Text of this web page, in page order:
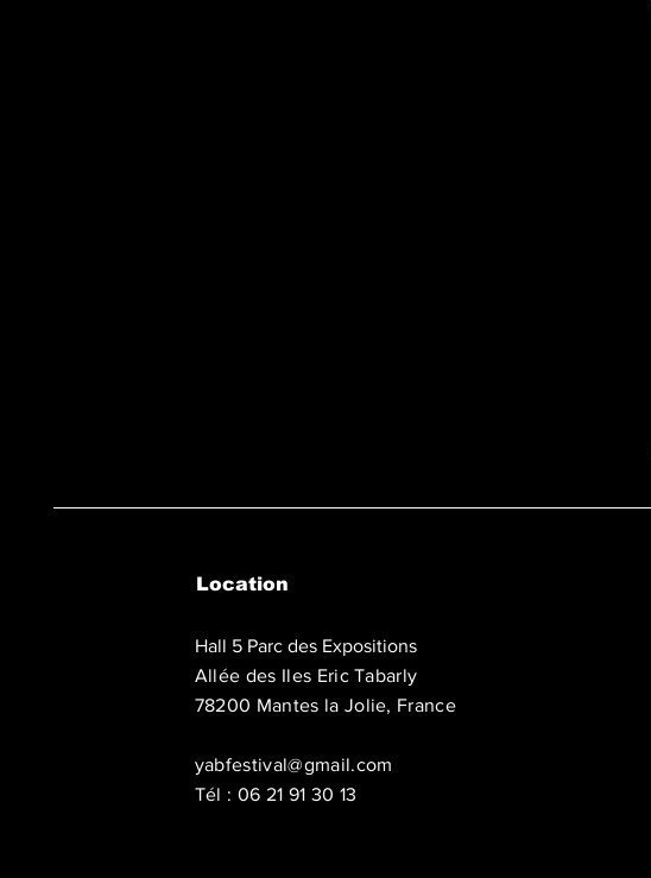
Location
Hall 5 Parc des Expositions
Allée des Iles Eric Tabarly
78200 Mantes la Jolie, France
yabfestival@gmail.com
Tél : 06 21 91 30 13